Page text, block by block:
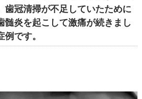
歯冠清掃が不足していたために
髄炎を起こして激痛が続きまし
です。